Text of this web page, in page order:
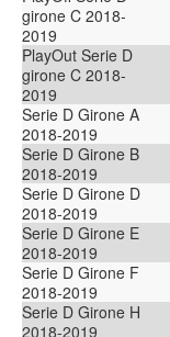
girone C 2018-
2019
PlayOut Serie D
girone C 2018-
2019
Serie D Girone A
2018-2019
Serie D Girone B
2018-2019
Serie D Girone D
2018-2019
Serie D Girone E
2018-2019
Serie D Girone F
2018-2019
Serie D Girone H
2018-2019